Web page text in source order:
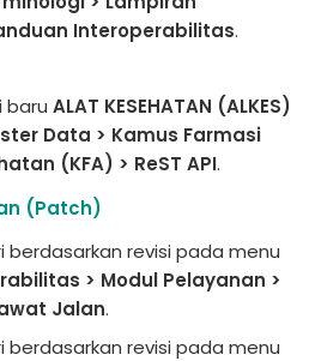
Interoperabilitas.
baru ALAT KESEHATAN (ALKES)
Data > Kamus Farmasi
(KFA) > ReST API.
(Patch)
berdasarkan revisi pada menu
> Modul Pelayanan >
Jalan.
berdasarkan revisi pada menu